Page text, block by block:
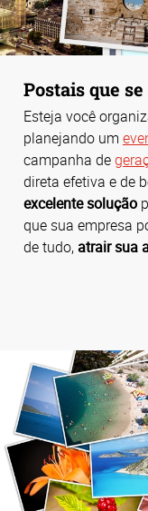
Postais que
Esteja você
planejando um
campanha de
direta efetiva e de
excelente solução
que sua empresa
de tudo,atrair sua